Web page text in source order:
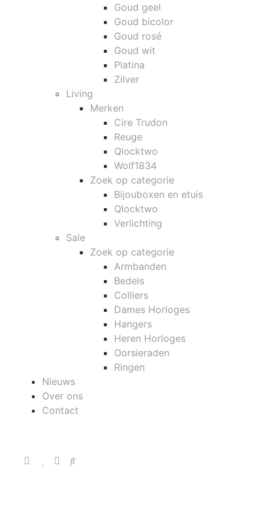
Goud geel
Goud bicolor
Goud rosé
Goud wit
Platina
Zilver
Living
Merken
Cire Trudon
Reuge
Qlocktwo
Wolf1834
Zoek op categorie
Bijouboxen en etuis
Qlocktwo
Verlichting
Sale
Zoek op categorie
Armbanden
Bedels
Colliers
Dames Horloges
Hangers
Heren Horloges
Oorsieraden
Ringen
Nieuws
Over ons
Contact